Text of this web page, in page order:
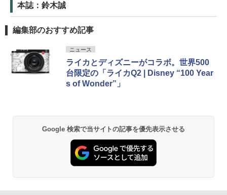
本誌：鈴木誠
編集部のおすすめ記事
ニュース
ライカとディズニーがコラボ。世界500
台限定の「ライカQ2 | Disney “100 Year
s of Wonder”」
Google 検索で当サイトの記事を優先表示させる